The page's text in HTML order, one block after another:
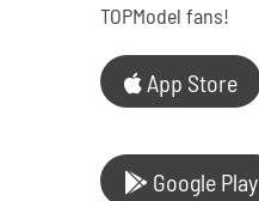
TOPModel fans!
App Store
Google Play